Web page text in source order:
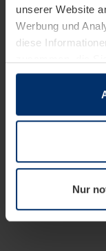
unserer Website
Werbung und
diese
sie im Rahmen
wenn diese für
notwendig sind.
wir Ihre
widerrufen.
Nur